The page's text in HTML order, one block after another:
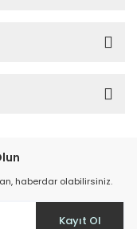
haberdar olabilirsiniz.
Kayıt Ol